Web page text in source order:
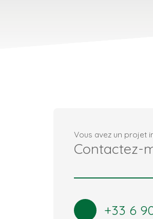
Vous avez un projet
Contactez-
+33 6